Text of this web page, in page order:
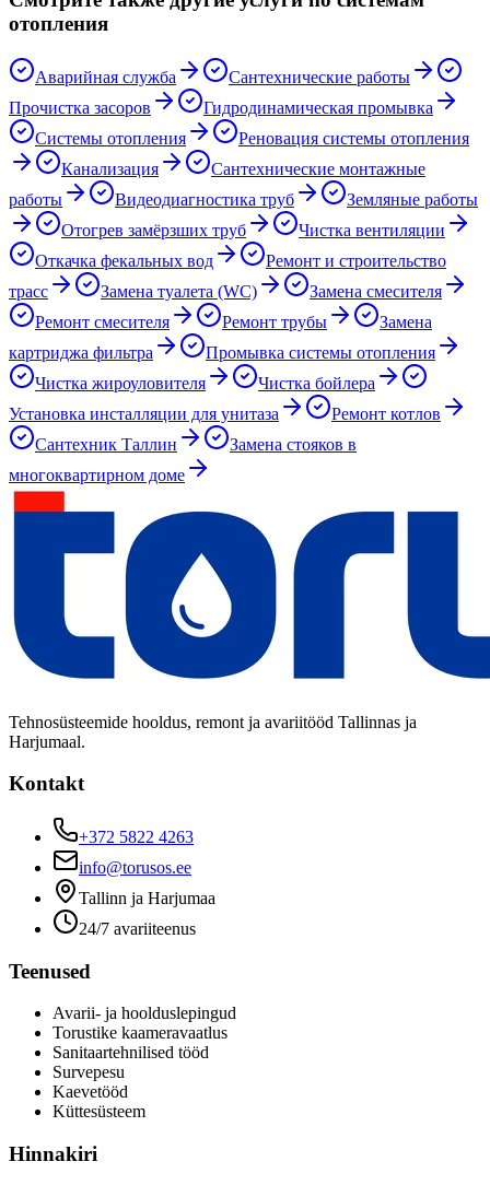
отопления
Аварийная служба
Сантехнические работы
Прочистка засоров
Гидродинамическая промывка
Системы отопления
Реновация системы отопления
Канализация
Сантехнические монтажные
работы
Видеодиагностика труб
Земляные работы
Отогрев замёрзших труб
Чистка вентиляции
Откачка фекальных вод
Ремонт и строительство
трасс
Замена туалета (WC)
Замена смесителя
Ремонт смесителя
Ремонт трубы
Замена
картриджа фильтра
Промывка системы отопления
Чистка жироуловителя
Чистка бойлера
Установка инсталляции для унитаза
Ремонт котлов
Сантехник Таллин
Замена стояков в
многоквартирном доме
Tehnosüsteemide hooldus, remont ja avariitööd Tallinnas ja
Harjumaal.
Kontakt
+372 5822 4263
info@torusos.ee
Tallinn ja Harjumaa
24/7 avariiteenus
Teenused
Avarii- ja hoolduslepingud
Torustike kaameravaatlus
Sanitaartehnilised tööd
Survepesu
Kaevetööd
​Küttesüsteem
Hinnakiri